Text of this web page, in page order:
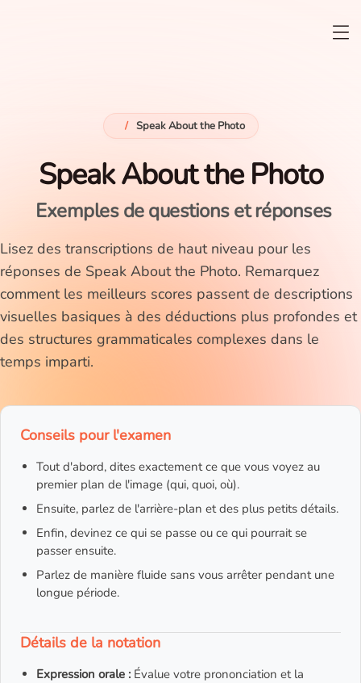
/ Speak About the Photo
Speak About the Photo
Exemples de questions et réponses
Lisez des transcriptions de haut niveau pour les
réponses de Speak About the Photo. Remarquez
comment les meilleurs scores passent de descriptions
visuelles basiques à des déductions plus profondes et
des structures grammaticales complexes dans le
temps imparti.
Conseils pour l'examen
Tout d'abord, dites exactement ce que vous voyez au
premier plan de l'image (qui, quoi, où).
Ensuite, parlez de l'arrière-plan et des plus petits détails.
Enfin, devinez ce qui se passe ou ce qui pourrait se
passer ensuite.
Parlez de manière fluide sans vous arrêter pendant une
longue période.
Détails de la notation
Expression orale : Évalue votre prononciation et la